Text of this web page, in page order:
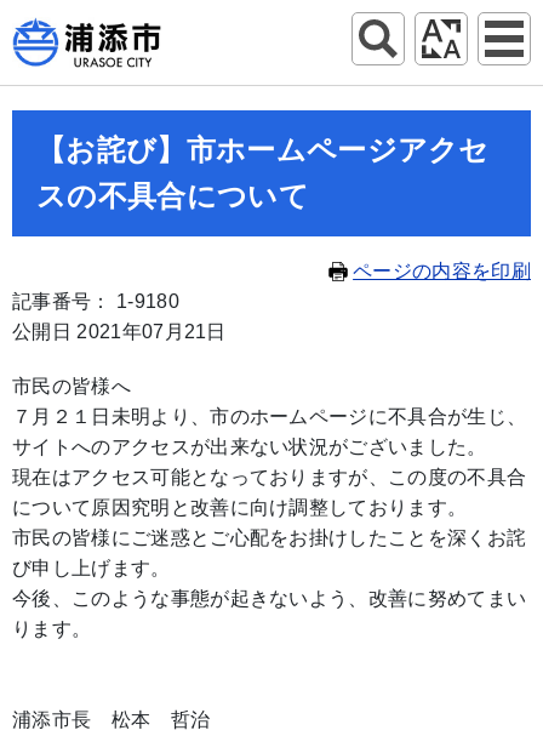
【お詫び】市ホームページアクセ
スの不具合について
ページの内容を印刷
記事番号： 1-9180
公開日 2021年07月21日
市民の皆様へ
７月２１日未明より、市のホームページに不具合が生じ、
サイトへのアクセスが出来ない状況がございました。
現在はアクセス可能となっておりますが、この度の不具合
について原因究明と改善に向け調整しております。
市民の皆様にご迷惑とご心配をお掛けしたことを深くお詫
び申し上げます。
今後、このような事態が起きないよう、改善に努めてまい
ります。
浦添市長 松本 哲治